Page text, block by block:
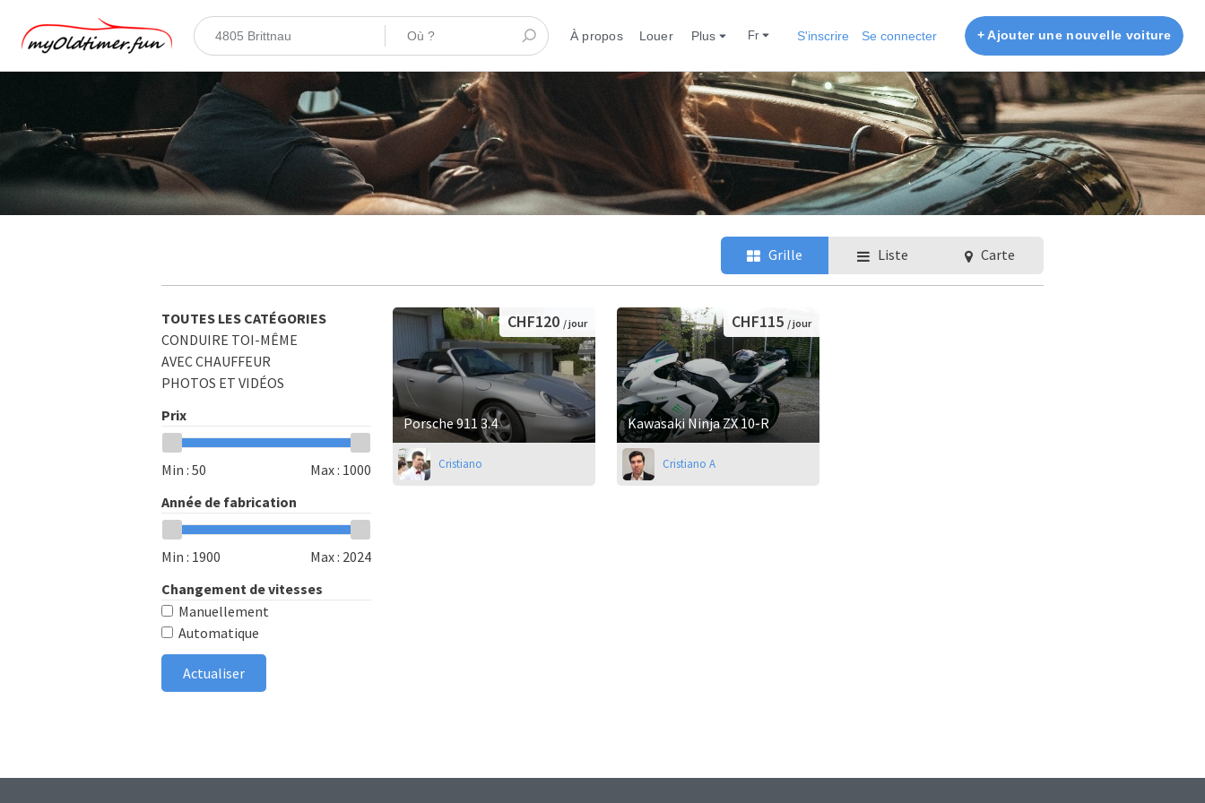
À propos Louer Plus fr S'inscrire Se connecter + Ajouter une nouvelle voiture
Grille Liste Carte
TOUTES LES CATÉGORIES
CONDUIRE TOI-MÊME
AVEC CHAUFFEUR
PHOTOS ET VIDÉOS
Prix
Min : 50 Max : 1000
Année de fabrication
Min : 1900 Max : 2024
Changement de vitesses
Manuellement
Automatique
Actualiser
Porsche 911 3.4
CHF120 / jour
Cristiano
Kawasaki Ninja ZX 10-R
CHF115 / jour
Cristiano A